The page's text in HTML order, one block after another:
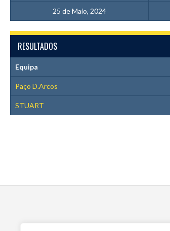
25 de Maio, 2024
RESULTADOS
Equipa
Paço D.Arcos
STUART